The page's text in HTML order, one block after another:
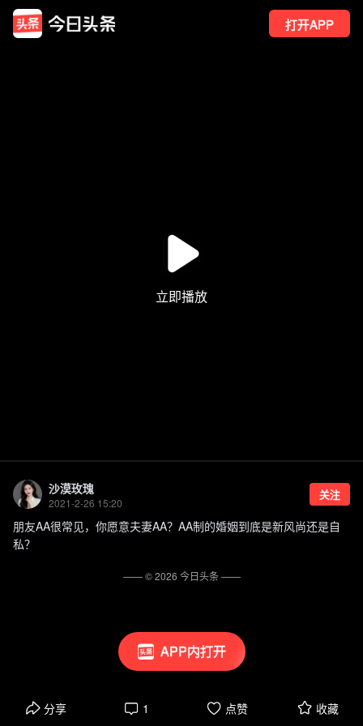
打开APP
APP内打开
沙漠玫瑰
2021-2-26 15:20
关注
朋友AA很常见，你愿意夫妻AA？AA制的婚姻到底是新风尚还是自
私？
分享 1 点赞 收藏
—— ©2026 今日头条——